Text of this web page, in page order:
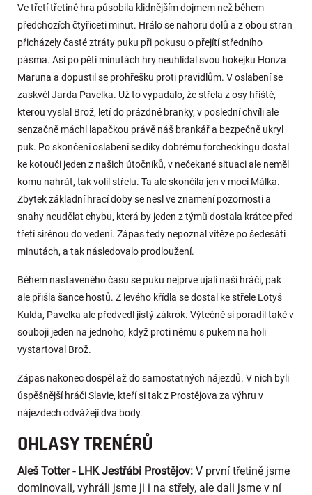
Ve třetí třetině hra působila klidnějším dojmem než během
předchozích čtyřiceti minut. Hrálo se nahoru dolů a z obou stran
přicházely časté ztráty puku při pokusu o přejítí středního
pásma. Asi po pěti minutách hry neuhlídal svou hokejku Honza
Maruna a dopustil se prohřešku proti pravidlům. V oslabení se
zaskvěl Jarda Pavelka. Už to vypadalo, že střela z osy hřiště,
kterou vyslal Brož, letí do prázdné branky, v poslední chvíli ale
senzačně máchl lapačkou právě náš brankář a bezpečně ukryl
puk. Po skončení oslabení se díky dobrému forcheckingu dostal
ke kotouči jeden z našich útočníků, v nečekané situaci ale neměl
komu nahrát, tak volil střelu. Ta ale skončila jen v moci Málka.
Zbytek základní hrací doby se nesl ve znamení pozornosti a
snahy neudělat chybu, která by jeden z týmů dostala krátce před
třetí sirénou do vedení. Zápas tedy nepoznal vítěze po šedesáti
minutách, a tak následovalo prodloužení.
Během nastaveného času se puku nejprve ujali naší hráči, pak
ale přišla šance hostů. Z levého křídla se dostal ke střele Lotyš
Kulda, Pavelka ale předvedl jistý zákrok. Výtečně si poradil také v
souboji jeden na jednoho, když proti němu s pukem na holi
vystartoval Brož.
Zápas nakonec dospěl až do samostatných nájezdů. V nich byli
úspěšnější hráči Slavie, kteří si tak z Prostějova za výhru v
nájezdech odvážejí dva body.
OHLASY TRENÉRŮ
Aleš Totter - LHK Jestřábi Prostějov: V první třetině jsme
dominovali, vyhráli jsme ji i na střely, ale dali jsme v ní